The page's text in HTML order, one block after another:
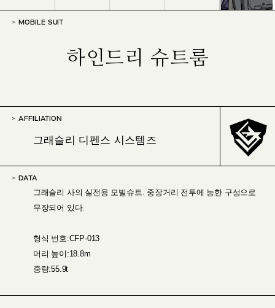
MOBILE SUIT
하인드리 슈트룸
AFFILIATION
그래슬리 디펜스 시스템즈
DATA
그래슬리 사의 실전용 모빌슈트. 중장거리 전투에 능한 구성으로
무장되어 있다.
형식 번호:CFP-013
머리 높이:18.8m
중량:55.9t